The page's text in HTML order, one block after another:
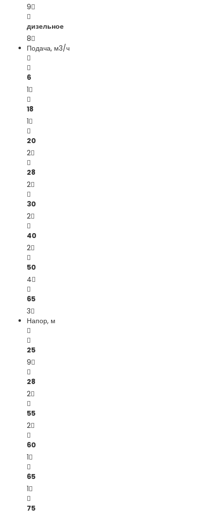
9
дизельное
8
Подача, м3/ч
6
1
18
1
20
2
28
2
30
2
40
2
50
4
65
3
Напор, м
25
9
28
2
55
2
60
1
65
1
75